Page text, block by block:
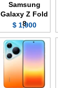
Samsung
Galaxy Z Fold
8
1,900 $